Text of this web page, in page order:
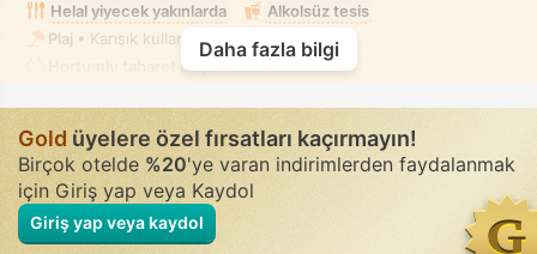
Helal yiyecek yakınlarda
Alkolsüz tesis
Plaj • Karışık kullanım • Tesettür mayo
Hortumlu taharet duşu
• Tüm odalarda
Daha fazla bilgi
Goldüyelere özel fırsatları kaçırmayın!
Birçok otelde%20'ye varan indirimlerden faydalanmak
için Giriş yap veya Kaydol
Giriş yap veya kaydol